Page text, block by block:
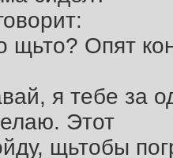
щьто? Опят
я тебе за
Этот
щьтобы